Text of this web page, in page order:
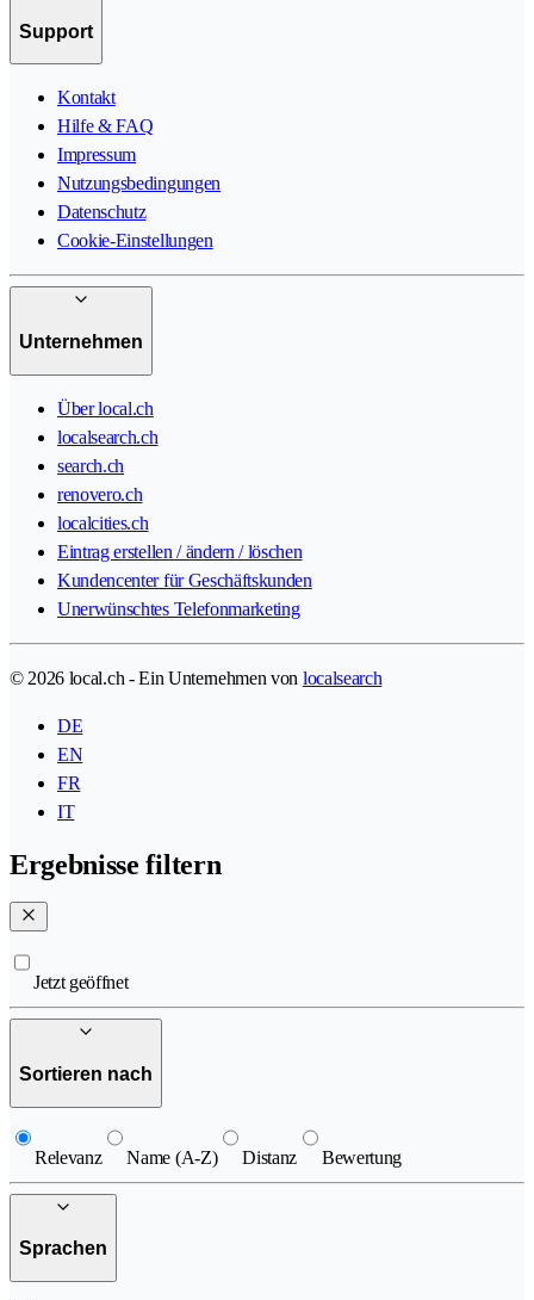
Support
Kontakt
Hilfe & FAQ
Impressum
Nutzungsbedingungen
Datenschutz
Cookie-Einstellungen
Unternehmen
Über local.ch
localsearch.ch
search.ch
renovero.ch
localcities.ch
Eintrag erstellen / ändern / löschen
Kundencenter für Geschäftskunden
Unerwünschtes Telefonmarketing
© 2026 local.ch - Ein Unternehmen von localsearch
DE
EN
FR
IT
Ergebnisse filtern
Jetzt geöffnet
Sortieren nach
Relevanz Name (A-Z) Distanz Bewertung
Sprachen